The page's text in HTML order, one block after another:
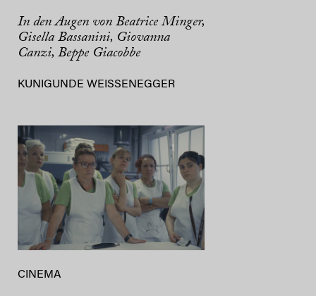
In den Augen von Beatrice Minger,
Gisella Bassanini, Giovanna
Canzi, Beppe Giacobbe
KUNIGUNDE WEISSENEGGER
CINEMA